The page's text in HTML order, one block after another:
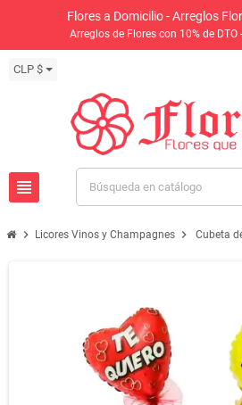
Flores a Domicilio - Arreglos
Arreglos de Flores con 10% de DTO
CLP $
view_headline
chevron_right Licores Vinos y Champagnes chevron_right Cubeta